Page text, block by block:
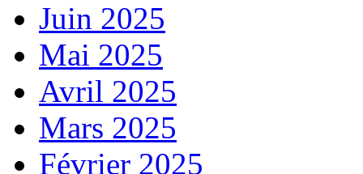
Juin 2025
Mai 2025
Avril 2025
Mars 2025
Février 2025